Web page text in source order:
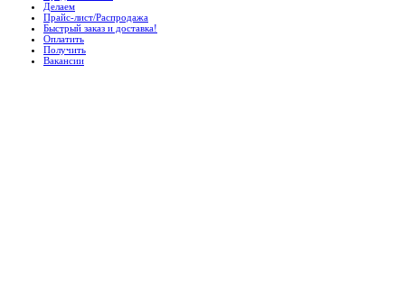
Делаем
Прайс-лист/Распродажа
Быстрый заказ и доставка!
Оплатить
Получить
Вакансии